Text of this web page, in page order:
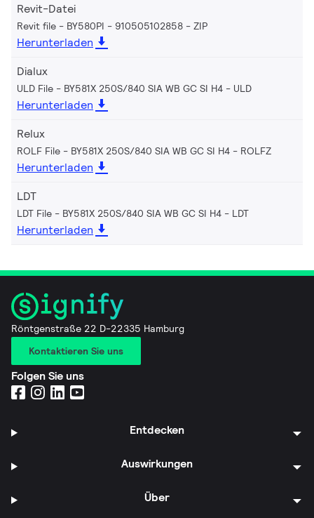
Revit-Datei
Revit file - BY580PI - 910505102858 ZIP
Herunterladen
Dialux
ULD File - BY581X 250S/840 SIA WB GC SI H4 ULD
Herunterladen
Relux
ROLF File - BY581X 250S/840 SIA WB GC SI H4 ROLFZ
Herunterladen
LDT
LDT File - BY581X 250S/840 SIA WB GC SI H4 LDT
Herunterladen
Röntgenstraße 22 D-22335 Hamburg
Kontaktieren Sie uns
Folgen Sie uns
Entdecken
Auswirkungen
Über